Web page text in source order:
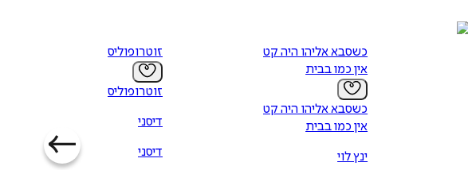
אין כמו בבית
אין כמו בבית
ינץ לוי
זוטרופוליס
זוטרופוליס
דיסני
דיסני